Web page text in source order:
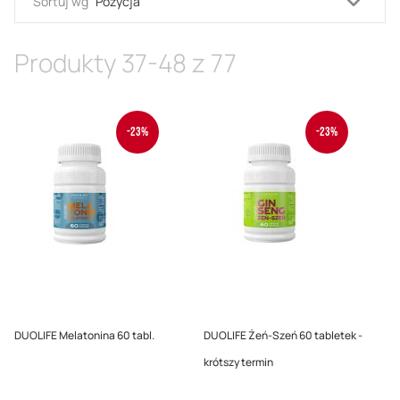
Produkty37-48 z 77
-23%
DUOLIFE Melatonina 60 tabl.
-23%
DUOLIFE Żeń-Szeń 60 tabletek -
krótszy termin